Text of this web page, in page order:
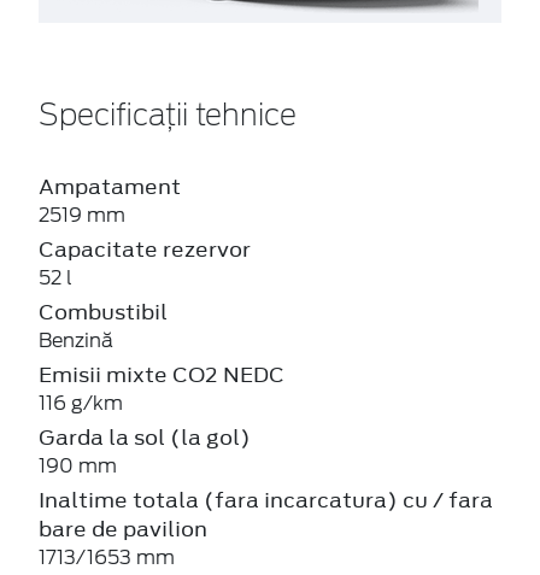
Specificații tehnice
Ampatament
2519 mm
Capacitate rezervor
52 l
Combustibil
Benzină
Emisii mixte CO2 NEDC
116 g/km
Garda la sol (la gol)
190 mm
Inaltime totala (fara incarcatura) cu / fara
bare de pavilion
1713/1653 mm